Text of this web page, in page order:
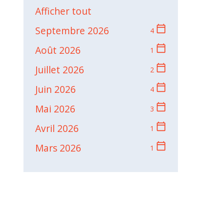
Afficher tout
Septembre 2026
4 calendar_today
Août 2026 1 calendar_today
Juillet 2026 2 calendar_today
Juin 2026 4 calendar_today
Mai 2026 3 calendar_today
Avril 2026 1 calendar_today
Mars 2026 1 calendar_today